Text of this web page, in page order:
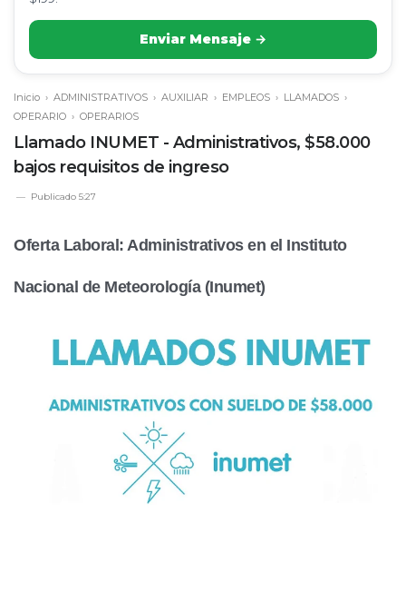
Enviar Mensaje →
Inicio › ADMINISTRATIVOS › AUXILIAR › EMPLEOS › LLAMADOS ›
OPERARIO › OPERARIOS
Llamado INUMET - Administrativos, $58.000
bajos requisitos de ingreso
Publicado 5:27
Oferta Laboral: Administrativos en el Instituto
Nacional de Meteorología (Inumet)